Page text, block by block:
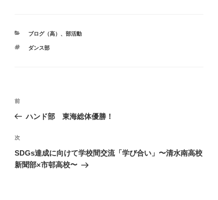
カ
ゴ
ブログ（高） 、 部活動
タ
ダンス部
投
ナ
ビ
ゲ
ー
前
の
稿
前
ハンド部 東海総体優勝！
次
の
投
次
SDGs達成に向けて学校間交流「学び合い」〜清水南高校
新聞部×市邨高校〜